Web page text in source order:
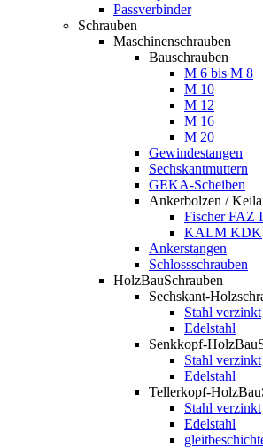
Passverbinder
Schrauben
Maschinenschrauben
Bauschrauben
M 6 bis M 8
M 10
M 12
M 16
M 20
Gewindestangen
Sechskantmuttern
GEKA-Scheiben
Ankerbolzen /
Fischer FAZ
KALM KDK
Ankerstangen
Schlossschrauben
HolzBauSchrauben
Sechskant-
Stahl verzinkt
Edelstahl
Senkkopf-
Stahl verzinkt
Edelstahl
Tellerkopf-
Stahl verzinkt
Edelstahl